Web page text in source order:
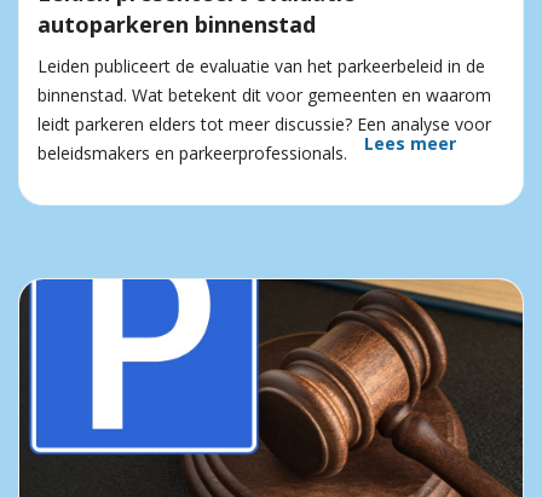
autoparkeren binnenstad
Leiden publiceert de evaluatie van het parkeerbeleid in de
binnenstad. Wat betekent dit voor gemeenten en waarom
leidt parkeren elders tot meer discussie? Een analyse voor
beleidsmakers en parkeerprofessionals.
Lees meer